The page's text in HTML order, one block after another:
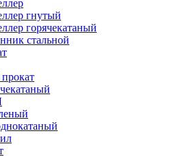
гнутый
горячекатаный
стальной